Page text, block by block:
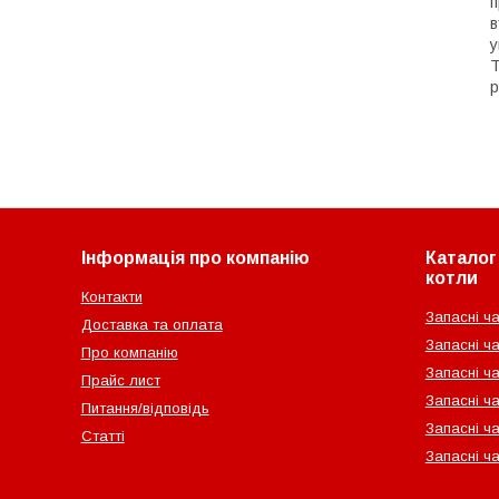
Інформація про компанію
Контакти
Доставка та оплата
Про компанію
Прайс лист
Питання/відповідь
Статті
котли
Запасні
Запасні
Запасні
Запасні
Запасні
Запасні